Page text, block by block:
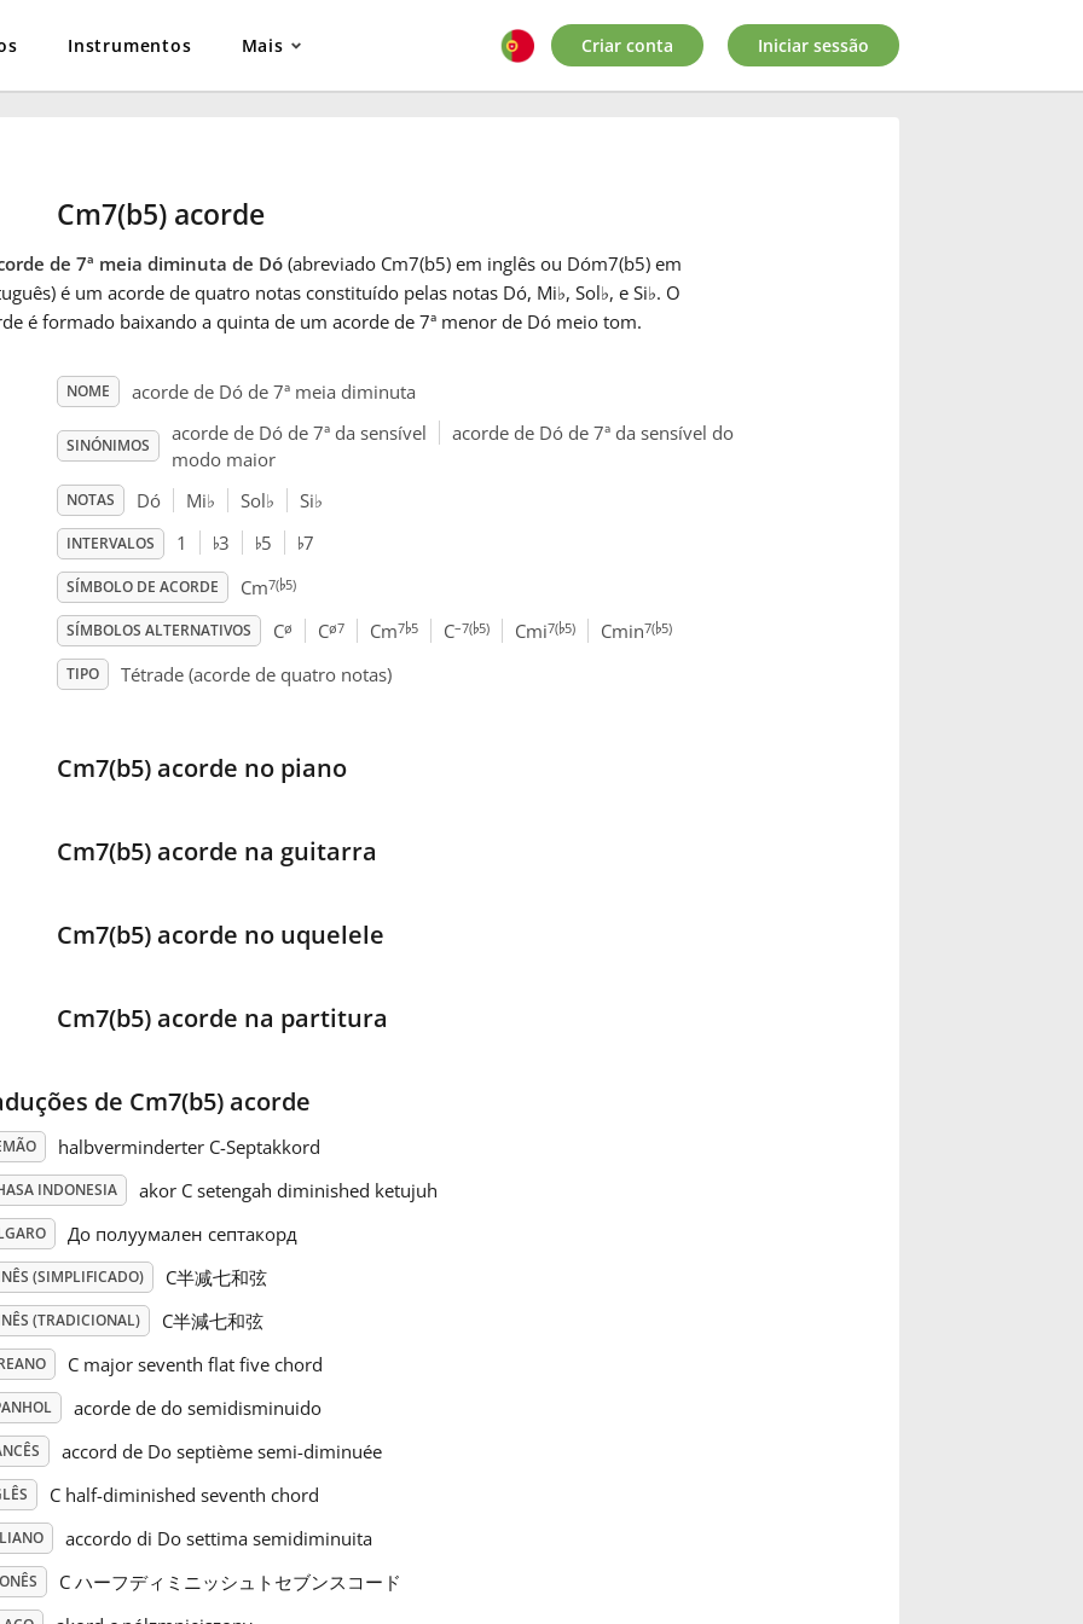
Instrumentos Mais Criar conta Iniciar sessão
Cm7(b5) acorde
de 7ª meia diminuta de Dó(abreviado Cm7(b5) em inglês ou Dóm7(b5) em
é um acorde de quatro notas constituído pelas notas Dó, Mi♭, Sol♭, e Si♭. O
é formado baixando a quinta de um acorde de 7ª menor de Dó meio tom.
NOME acorde de Dó de 7ª meia diminuta
SINÓNIMOS
acorde de Dó de 7ª da sensível
acorde de Dó de 7ª da sensível do
modo maior
NOTAS Dó Mi♭ Sol♭ Si♭
INTERVALOS 1 ♭3 ♭5 ♭7
SÍMBOLO DE ACORDE Cm7(♭5)
SÍMBOLOS ALTERNATIVOS Cø Cø7 Cm7♭5 C–7(♭5) Cmi7(♭5) Cmin7(♭5)
TIPO Tétrade (acorde de quatro notas)
Cm7(b5) acorde no piano
Cm7(b5) acorde na guitarra
Cm7(b5) acorde no uquelele
Cm7(b5) acorde na partitura
de Cm7(b5) acorde
halbverminderter C-Septakkord
INDONESIA akor C setengah diminished ketujuh
До полуумален септакорд
(SIMPLIFICADO) C半减七和弦
(TRADICIONAL) C半減七和弦
C major seventh flat five chord
acorde de do semidisminuido
accord de Do septième semi-diminuée
C half-diminished seventh chord
accordo di Do settima semidiminuita
C ハーフディミニッシュトセブンスコード